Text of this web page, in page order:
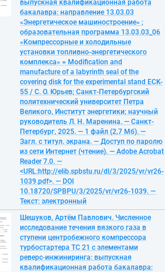
выпускная квалификационная работа
бакалавра: направление 13.03.03
«Энергетическое машиностроение» ;
образовательная программа 13.03.03_06
«Компрессорные и холодильные
установки топливно-энергетического
комплекса» = Modification and
manufacture of a labyrinth seal of the
covering disk for the experimental stand ECK-
55 / С. О. Юрьев; Санкт-Петербургский
политехнический университет Петра
Великого, Институт энергетики; научный
руководитель Л. Н. Маренина. — Санкт-
Петербург, 2025. — 1 файл (2,7 Мб). —
Загл. с титул. экрана. — Доступ по паролю
из сети Интернет (чтение). — Adobe Acrobat
Reader 7.0. —
<URL:http://elib.spbstu.ru/dl/3/2025/vr/vr26-
1039.pdf>. — DOI
10.18720/SPBPU/3/2025/vr/vr26-1039. —
Текст: электронный
Шешуков, Артём Павлович. Численное
исследование течения вязкого газа в
ступени центробежного компрессора
турбостартера ТС 21 с элементами
реверс-инжиниринга: выпускная
квалификационная работа бакалавра: